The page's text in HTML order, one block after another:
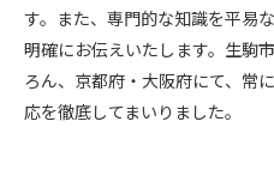
す。また、専門的な知識を平易
明確にお伝えいたします。生駒
ろん、京都府・大阪府にて、常
応を徹底してまいりました。